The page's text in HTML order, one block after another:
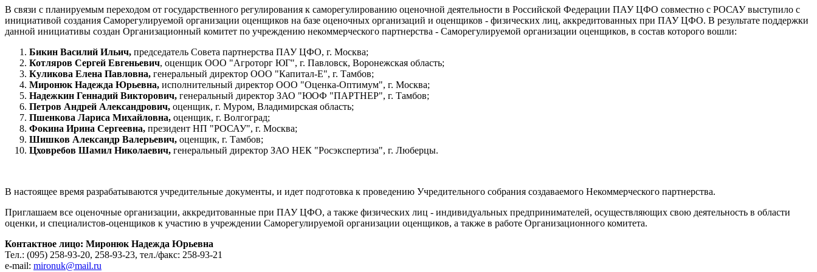
В связи с планируемым переходом от государственного регулирования к саморегулированию оценочной деятельности в Российской Федерации ПАУ ЦФО совместно с РОСАУ выступило с
инициативой создания Саморегулируемой организации оценщиков на базе оценочных организаций и оценщиков - физических лиц, аккредитованных при ПАУ ЦФО. В результате поддержки
данной инициативы создан Организационный комитет по учреждению некоммерческого партнерства - Саморегулируемой организации оценщиков, в состав которого вошли:
Бикин Василий Ильич, председатель Совета партнерства ПАУ ЦФО, г. Москва;
Котляров Сергей Евгеньевич, оценщик ООО "Агроторг ЮГ", г. Павловск, Воронежская область;
Куликова Елена Павловна, генеральный директор ООО "Капитал-Е", г. Тамбов;
Миронюк Надежда Юрьевна, исполнительный директор ООО "Оценка-Оптимум", г. Москва;
Надежкин Геннадий Викторович, генеральный директор ЗАО "ЮОФ "ПАРТНЕР", г. Тамбов;
Петров Андрей Александрович, оценщик, г. Муром, Владимирская область;
Пшенкова Лариса Михайловна, оценщик, г. Волгоград;
Фокина Ирина Сергеевна, президент НП "РОСАУ", г. Москва;
Шишков Александр Валерьевич, оценщик, г. Тамбов;
Цховребов Шамил Николаевич, генеральный директор ЗАО НЕК "Росэкспертиза", г. Люберцы.
В настоящее время разрабатываются учредительные документы, и идет подготовка к проведению Учредительного собрания создаваемого Некоммерческого партнерства.
Приглашаем все оценочные организации, аккредитованные при ПАУ ЦФО, а также физических лиц - индивидуальных предпринимателей, осуществляющих свою деятельность в области
оценки, и специалистов-оценщиков к участию в учреждении Саморегулируемой организации оценщиков, а также в работе Организационного комитета.
Контактное лицо: Миронюк Надежда Юрьевна
Тел.: (095) 258-93-20, 258-93-23, тел./факс: 258-93-21
e-mail: mironuk@mail.ru